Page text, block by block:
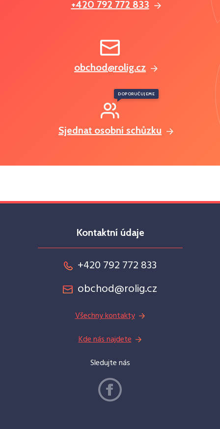
+420 792 772 833
obchod@rolig.cz
Sjednat osobní schůzku
DOPORUČUJEME
Kontaktní údaje
+420 792 772 833
obchod@rolig.cz
Všechny kontakty
Kde nás najdete
Sledujte nás